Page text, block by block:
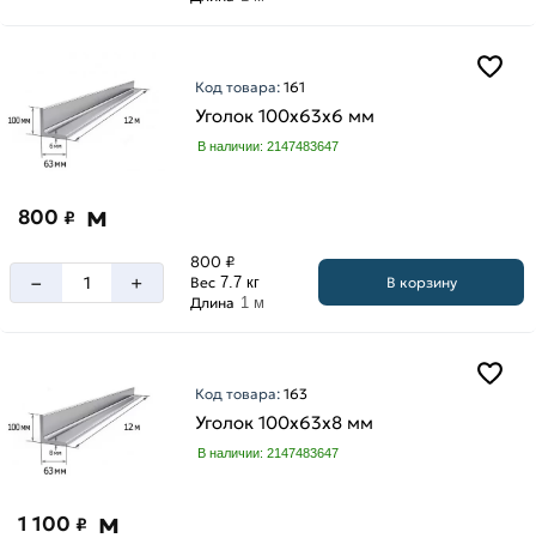
32
мм
40
45
мм
70
мм
75
80
Высота
100
125
Код товара:161
Уголок 100х63х6 мм
В наличии: 2147483647
800 ₽ м
– +
800 ₽
Вес 7.7 кг
Длина 1 м
В корзину
Код товара:163
Уголок 100х63х8 мм
В наличии: 2147483647
1 100 ₽ м